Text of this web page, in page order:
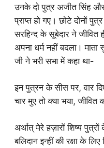
उनके दो पुत्र अजीत सिंह और
प्राप्त हो गए। छोटे दोनों
सरहिन्द के सूबेदार ने जीवित
अपना धर्म नहीं बदला।
जी ने भरी सभा में कहा था-
इन पुत्रन के सीस पर, वार
चार मुए तो क्या भया, जीवित
अर्थात् मेरे हज़ारों शिष्य
बलिदान इन्हीं की रक्षा के